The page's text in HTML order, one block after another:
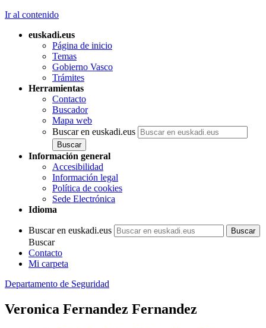
Ir al contenido
euskadi.eus
Página de inicio
Temas
Gobierno Vasco
Trámites
Herramientas
Contacto
Buscador
Mapa web
Buscar en euskadi.eus
Información general
Accesibilidad
Información legal
Política de cookies
Sede Electrónica
Idioma
Buscar en euskadi.eus
Buscar
Contacto
Mi carpeta
Departamento de Seguridad
Veronica Fernandez Fernandez